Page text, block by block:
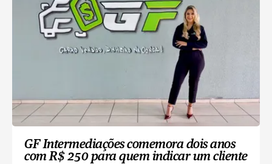
GF Intermediações comemora dois anos
com R$ 250 para quem indicar um cliente